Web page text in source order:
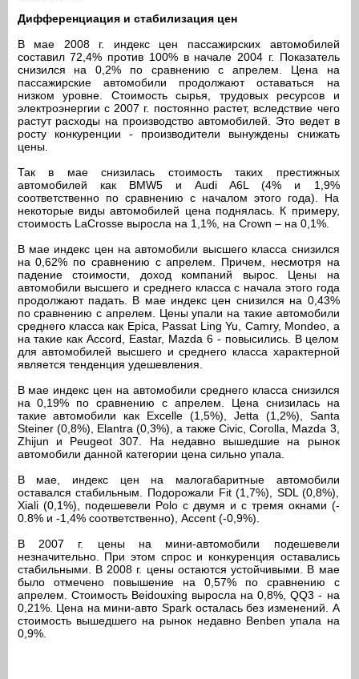
Дифференциация и стабилизация цен
В мае 2008 г. индекс цен пассажирских автомобилей
составил 72,4% против 100% в начале 2004 г. Показатель
снизился на 0,2% по сравнению с апрелем. Цена на
пассажирские автомобили продолжают оставаться на
низком уровне. Стоимость сырья, трудовых ресурсов и
электроэнергии с 2007 г. постоянно растет, вследствие чего
растут расходы на производство автомобилей. Это ведет в
росту конкуренции - производители вынуждены снижать
цены.
Так в мае снизилась стоимость таких престижных
автомобилей как BMW5 и Audi A6L (4% и 1,9%
соответственно по сравнению с началом этого года). На
некоторые виды автомобилей цена поднялась. К примеру,
стоимость LaCrosse выросла на 1,1%, на Crown – на 0,1%.
В мае индекс цен на автомобили высшего класса снизился
на 0,62% по сравнению с апрелем. Причем, несмотря на
падение стоимости, доход компаний вырос. Цены на
автомобили высшего и среднего класса с начала этого года
продолжают падать. В мае индекс цен снизился на 0,43%
по сравнению с апрелем. Цены упали на такие автомобили
среднего класса как Epica, Passat Ling Yu, Camry, Mondeo, а
на такие как Accord, Eastar, Mazda 6 - повысились. В целом
для автомобилей высшего и среднего класса характерной
является тенденция удешевления.
В мае индекс цен на автомобили среднего класса снизился
на 0,19% по сравнению с апрелем. Цена снизилась на
такие автомобили как Excelle (1,5%), Jetta (1,2%), Santa
Steiner (0,8%), Elantra (0,3%), а также Civic, Corolla, Mazda 3,
Zhijun и Peugeot 307. На недавно вышедшие на рынок
автомобили данной категории цена сильно упала.
В мае, индекс цен на малогабаритные автомобили
оставался стабильным. Подорожали Fit (1,7%), SDL (0,8%),
Xiali (0,1%), подешевели Polo с двумя и с тремя окнами (-
0.8% и -1,4% соответственно), Accent (-0,9%).
В 2007 г. цены на мини-автомобили подешевели
незначительно. При этом спрос и конкуренция оставались
стабильными. В 2008 г. цены остаются устойчивыми. В мае
было отмечено повышение на 0,57% по сравнению с
апрелем. Стоимость Beidouxing выросла на 0,8%, QQ3 - на
0,21%. Цена на мини-авто Spark осталась без изменений. А
стоимость вышедшего на рынок недавно Benben упала на
0,9%.